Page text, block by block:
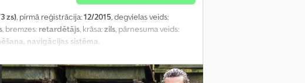
zs), pirmā reģistrācija:12/2015, degvielas veids:
, bremzes: retardētājs, krāsa:zils, pārnesuma veids:
navigācijas sistēma,